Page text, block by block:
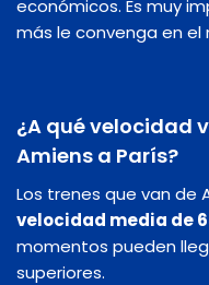
económicos. Es muy
más le convenga en
¿A qué velocidad
Amiens a París?
Los trenes que van de
velocidad media de
momentos pueden
superiores.